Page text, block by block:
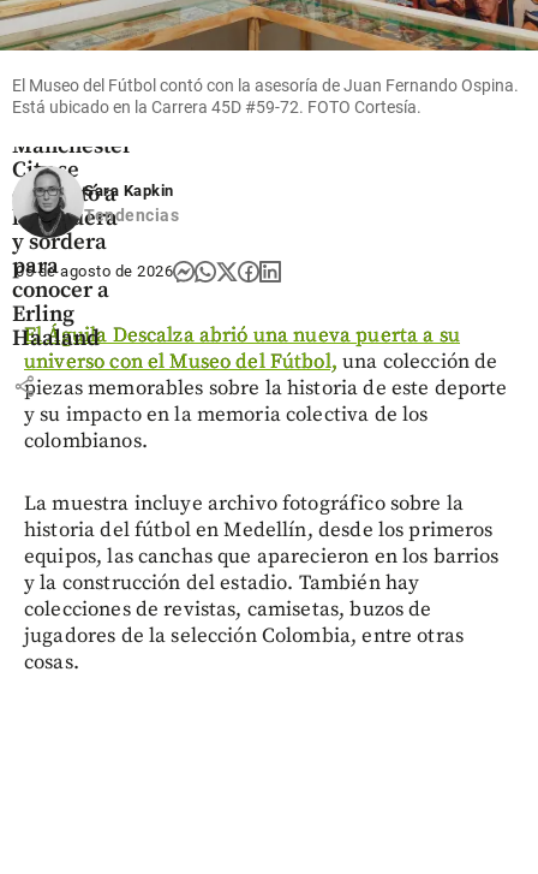
Fútbol
Un
aficionado
del
Manchester
City se
enfrentó a
la ceguera
y sordera
para
conocer a
Erling
Haaland
share
El Museo del Fútbol contó con la asesoría de Juan Fernando Ospina.
Está ubicado en la Carrera 45D #59-72. FOTO Cortesía.
Sara Kapkin
Tendencias
05 de agosto de 2026
El Águila Descalza abrió una nueva puerta a su
universo con el Museo del Fútbol, una colección de
piezas memorables sobre la historia de este deporte
y su impacto en la memoria colectiva de los
colombianos.
La muestra incluye archivo fotográfico sobre la
historia del fútbol en Medellín, desde los primeros
equipos, las canchas que aparecieron en los barrios
y la construcción del estadio. También hay
colecciones de revistas, camisetas, buzos de
jugadores de la selección Colombia, entre otras
cosas.